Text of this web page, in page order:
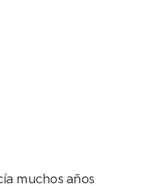
muchos años